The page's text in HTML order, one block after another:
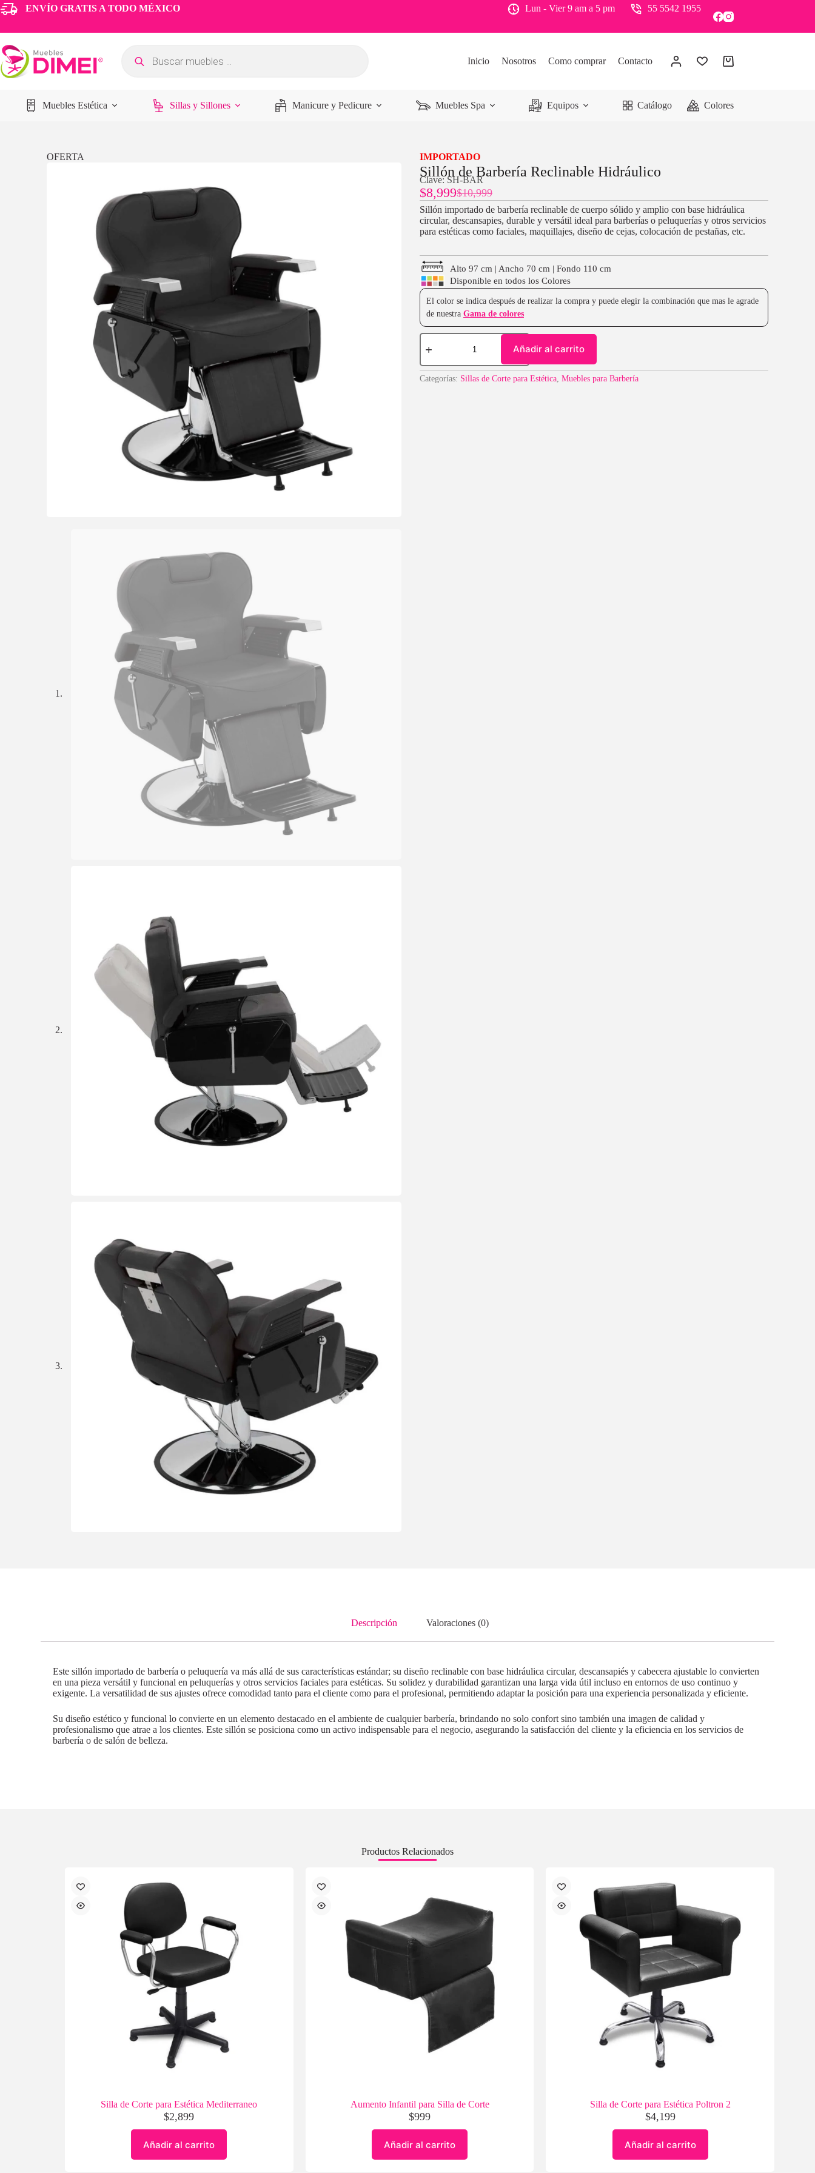
ENVÍO GRATIS A TODO MÉXICO Lun - Vier 9 am a 5 pm 55 5542 1955
Inicio Nosotros Como comprar Contacto
Muebles Estética Sillas y Sillones Manicure y Pedicure Muebles Spa Equipos Catálogo Colores
OFERTA IMPORTADO
Sillón de Barbería Reclinable Hidráulico
Clave: SH-BAR
$10,999
$8,999
Sillón importado de barbería reclinable de cuerpo sólido y amplio con base hidráulica
circular, descansapies, durable y versátil ideal para barberías o peluquerías y otros servicios
para estéticas como faciales, maquillajes, diseño de cejas, colocación de pestañas, etc.
Alto 97 cm | Ancho 70 cm | Fondo 110 cm
Disponible en todos los Colores
El color se indica después de realizar la compra y puede elegir la combinación que mas le agrade
de nuestra Gama de colores
Añadir al carrito
Categorías: Sillas de Corte para Estética, Muebles para Barbería
Descripción Valoraciones (0)
Este sillón importado de barbería o peluquería va más allá de sus características estándar; su diseño reclinable con base hidráulica circular, descansapiés y cabecera ajustable lo convierten
en una pieza versátil y funcional en peluquerías y otros servicios faciales para estéticas. Su solidez y durabilidad garantizan una larga vida útil incluso en entornos de uso continuo y
exigente. La versatilidad de sus ajustes ofrece comodidad tanto para el cliente como para el profesional, permitiendo adaptar la posición para una experiencia personalizada y eficiente.
Su diseño estético y funcional lo convierte en un elemento destacado en el ambiente de cualquier barbería, brindando no solo confort sino también una imagen de calidad y
profesionalismo que atrae a los clientes. Este sillón se posiciona como un activo indispensable para el negocio, asegurando la satisfacción del cliente y la eficiencia en los servicios de
barbería o de salón de belleza.
Productos Relacionados
Silla de Corte para Estética Mediterraneo
$2,899
Añadir al carrito
Aumento Infantil para Silla de Corte
$999
Añadir al carrito
Silla de Corte para Estética Poltron 2
$4,199
Añadir al carrito